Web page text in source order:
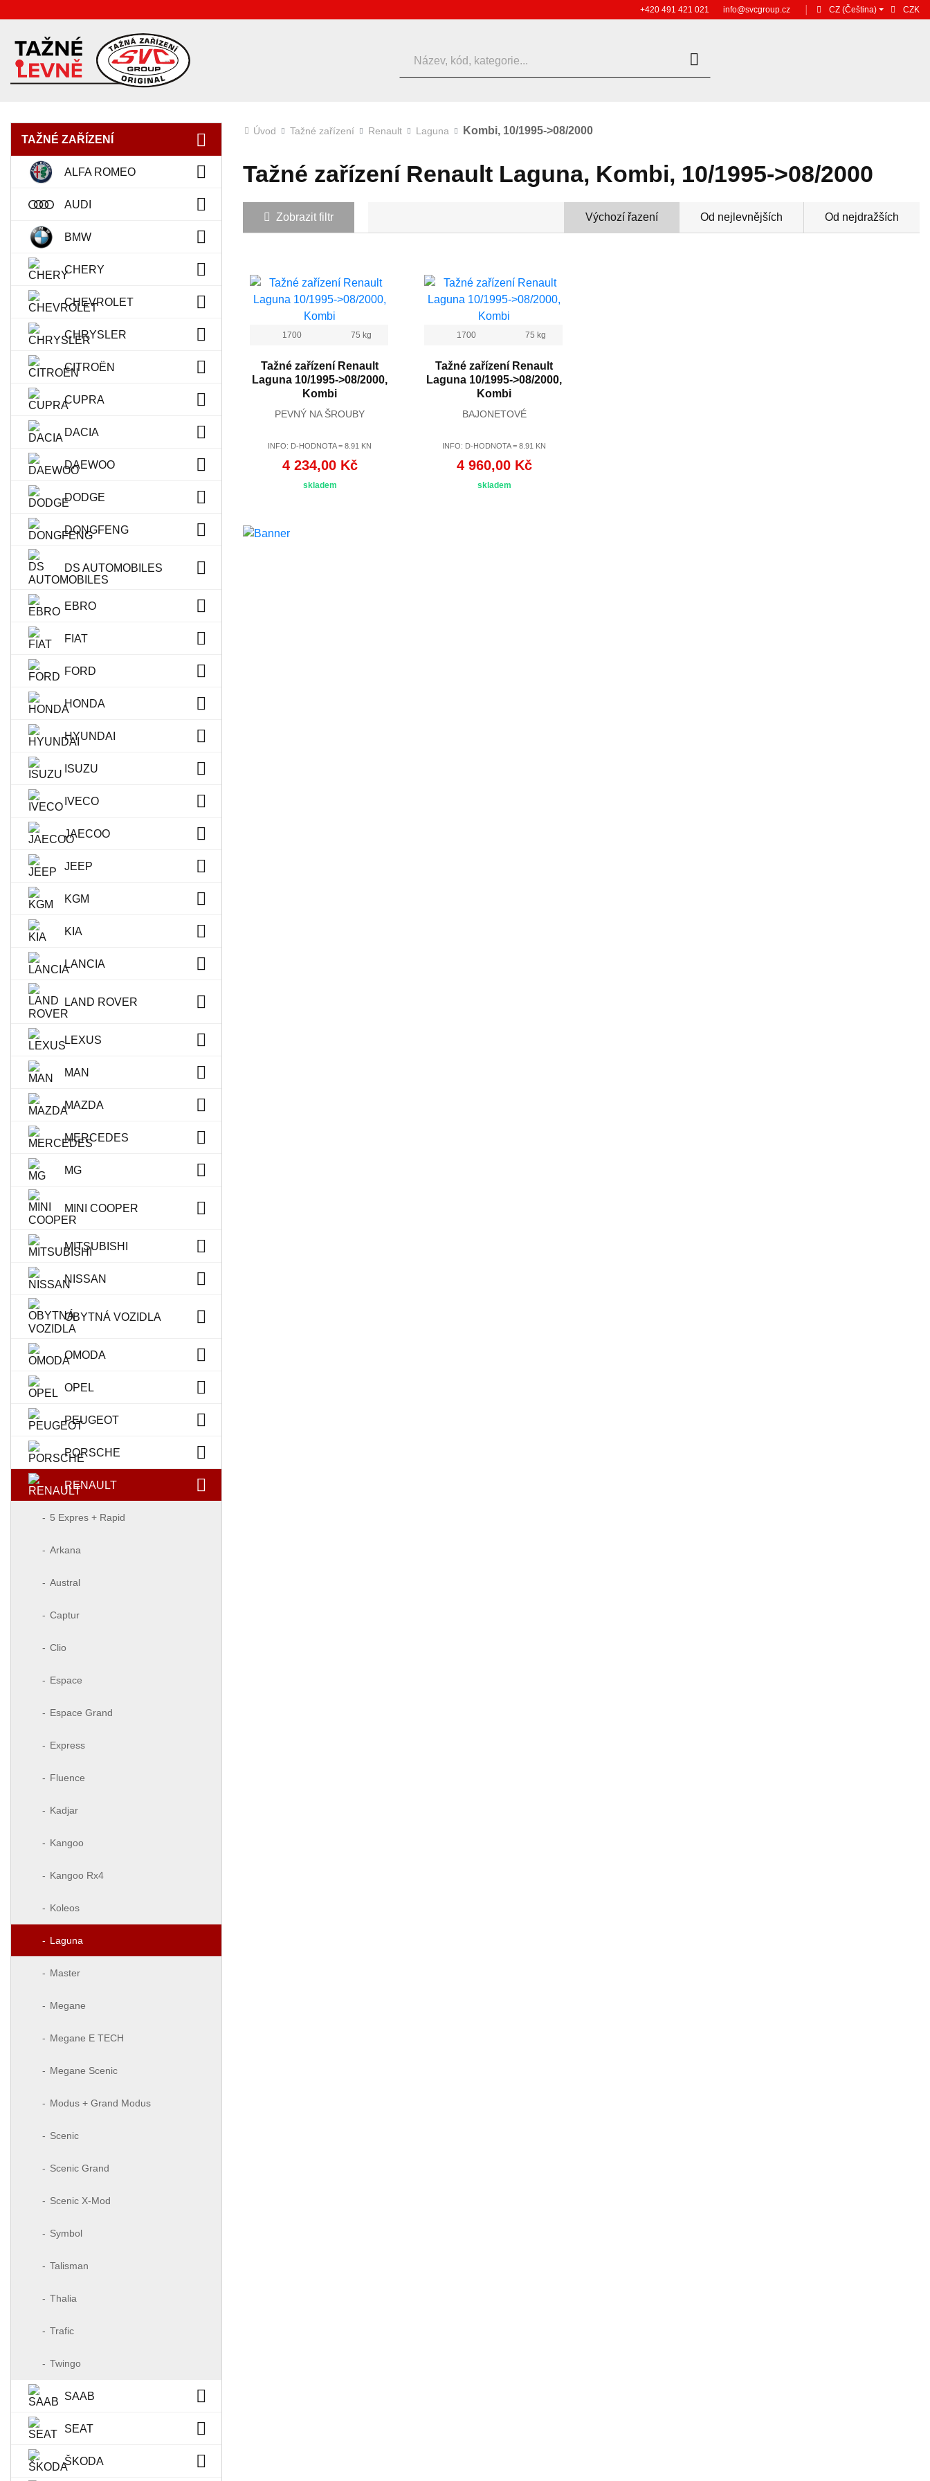
+420 491 421 021 info@svcgroup.cz CZ (Čeština) CZK
TAŽNÉ ZAŘÍZENÍ
ALFA ROMEO
AUDI
BMW
CHERY
CHEVROLET
CHRYSLER
CITROËN
CUPRA
DACIA
DAEWOO
DODGE
DONGFENG
DS AUTOMOBILES
EBRO
FIAT
FORD
HONDA
HYUNDAI
ISUZU
IVECO
JAECOO
JEEP
KGM
KIA
LANCIA
LAND ROVER
LEXUS
MAN
MAZDA
MERCEDES
MG
MINI COOPER
MITSUBISHI
NISSAN
OBYTNÁ VOZIDLA
OMODA
OPEL
PEUGEOT
PORSCHE
RENAULT
5 Expres + Rapid
Arkana
Austral
Captur
Clio
Espace
Espace Grand
Express
Fluence
Kadjar
Kangoo
Kangoo Rx4
Koleos
Laguna
Master
Megane
Megane E TECH
Megane Scenic
Modus + Grand Modus
Scenic
Scenic Grand
Scenic X-Mod
Symbol
Talisman
Thalia
Trafic
Twingo
SAAB
SEAT
ŠKODA
Úvod Tažné zařízení Renault Laguna Kombi, 10/1995->08/2000
Tažné zařízení Renault Laguna, Kombi, 10/1995->08/2000
Zobrazit filtr Výchozí řazení Od nejlevnějších Od nejdražších
1700 75 kg
Tažné zařízení Renault
Laguna 10/1995->08/2000,
Kombi
PEVNÝ NA ŠROUBY
INFO: D-HODNOTA = 8.91 KN
4 234,00 Kč
skladem
1700 75 kg
Tažné zařízení Renault
Laguna 10/1995->08/2000,
Kombi
BAJONETOVÉ
INFO: D-HODNOTA = 8.91 KN
4 960,00 Kč
skladem